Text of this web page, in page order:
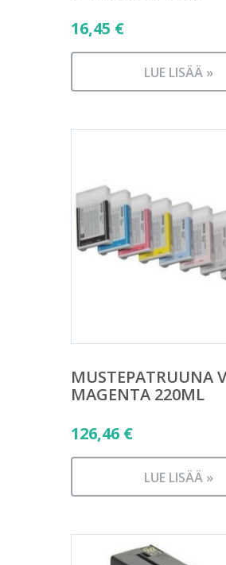
16,45 €
LUE LISÄÄ »
MUSTEPATRUUNA
MAGENTA 220ML
126,46 €
LUE LISÄÄ »